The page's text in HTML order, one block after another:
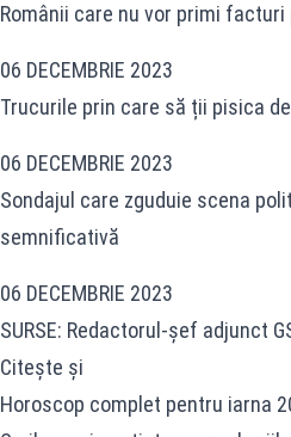
Românii care nu vor primi
06 DECEMBRIE 2023
Trucurile prin care să ții pisica
06 DECEMBRIE 2023
Sondajul care zguduie scena
semnificativă
06 DECEMBRIE 2023
SURSE: Redactorul-șef adjunct
Citește și
Horoscop complet pentru iarna